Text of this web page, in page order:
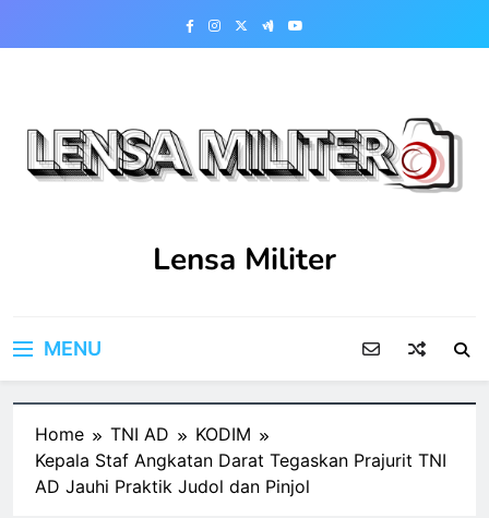
Lensa Militer
MENU
Home TNI AD
KODIM
Kepala Staf Angkatan Darat Tegaskan Prajurit TNI
AD Jauhi Praktik Judol dan Pinjol